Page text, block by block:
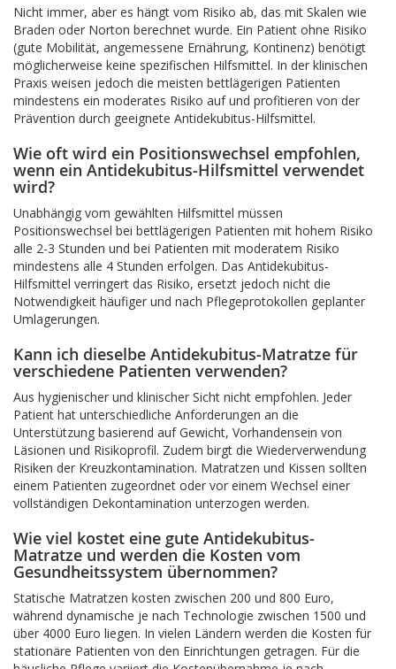
Nicht immer, aber es hängt vom Risiko ab, das mit Skalen wie
Braden oder Norton berechnet wurde. Ein Patient ohne Risiko
(gute Mobilität, angemessene Ernährung, Kontinenz) benötigt
möglicherweise keine spezifischen Hilfsmittel. In der klinischen
Praxis weisen jedoch die meisten bettlägerigen Patienten
mindestens ein moderates Risiko auf und profitieren von der
Prävention durch geeignete Antidekubitus-Hilfsmittel.
Wie oft wird ein Positionswechsel empfohlen,
wenn ein Antidekubitus-Hilfsmittel verwendet
wird?
Unabhängig vom gewählten Hilfsmittel müssen
Positionswechsel bei bettlägerigen Patienten mit hohem Risiko
alle 2-3 Stunden und bei Patienten mit moderatem Risiko
mindestens alle 4 Stunden erfolgen. Das Antidekubitus-
Hilfsmittel verringert das Risiko, ersetzt jedoch nicht die
Notwendigkeit häufiger und nach Pflegeprotokollen geplanter
Umlagerungen.
Kann ich dieselbe Antidekubitus-Matratze für
verschiedene Patienten verwenden?
Aus hygienischer und klinischer Sicht nicht empfohlen. Jeder
Patient hat unterschiedliche Anforderungen an die
Unterstützung basierend auf Gewicht, Vorhandensein von
Läsionen und Risikoprofil. Zudem birgt die Wiederverwendung
Risiken der Kreuzkontamination. Matratzen und Kissen sollten
einem Patienten zugeordnet oder vor einem Wechsel einer
vollständigen Dekontamination unterzogen werden.
Wie viel kostet eine gute Antidekubitus-
Matratze und werden die Kosten vom
Gesundheitssystem übernommen?
Statische Matratzen kosten zwischen 200 und 800 Euro,
während dynamische je nach Technologie zwischen 1500 und
über 4000 Euro liegen. In vielen Ländern werden die Kosten für
stationäre Patienten von den Einrichtungen getragen. Für die